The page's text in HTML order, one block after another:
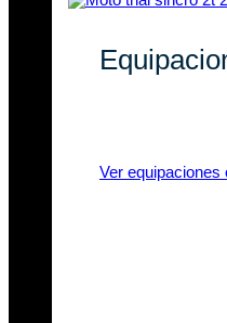
Ver equipaciones